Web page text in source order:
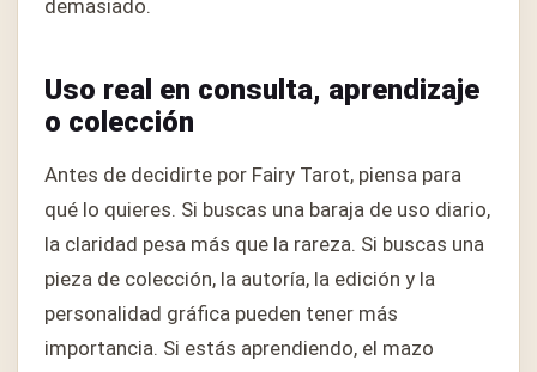
demasiado.
Uso real en consulta, aprendizaje
o colección
Antes de decidirte por Fairy Tarot, piensa para
qué lo quieres. Si buscas una baraja de uso diario,
la claridad pesa más que la rareza. Si buscas una
pieza de colección, la autoría, la edición y la
personalidad gráfica pueden tener más
importancia. Si estás aprendiendo, el mazo